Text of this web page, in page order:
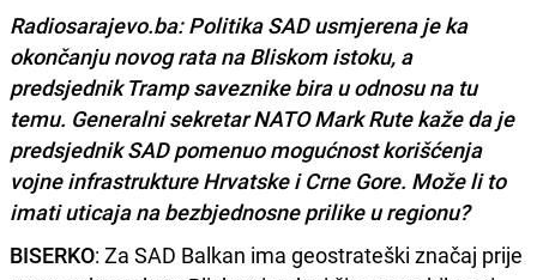
Radiosarajevo.ba: Politika SAD usmjerena je ka
okončanju novog rata na Bliskom istoku, a
predsjednik Tramp saveznike bira u odnosu na tu
temu. Generalni sekretar NATO Mark Rute kaže da je
predsjednik SAD pomenuo mogućnost korišćenja
vojne infrastrukture Hrvatske i Crne Gore. Može li to
imati uticaja na bezbjednosne prilike u regionu?
BISERKO: Za SAD Balkan ima geostrateški značaj prije